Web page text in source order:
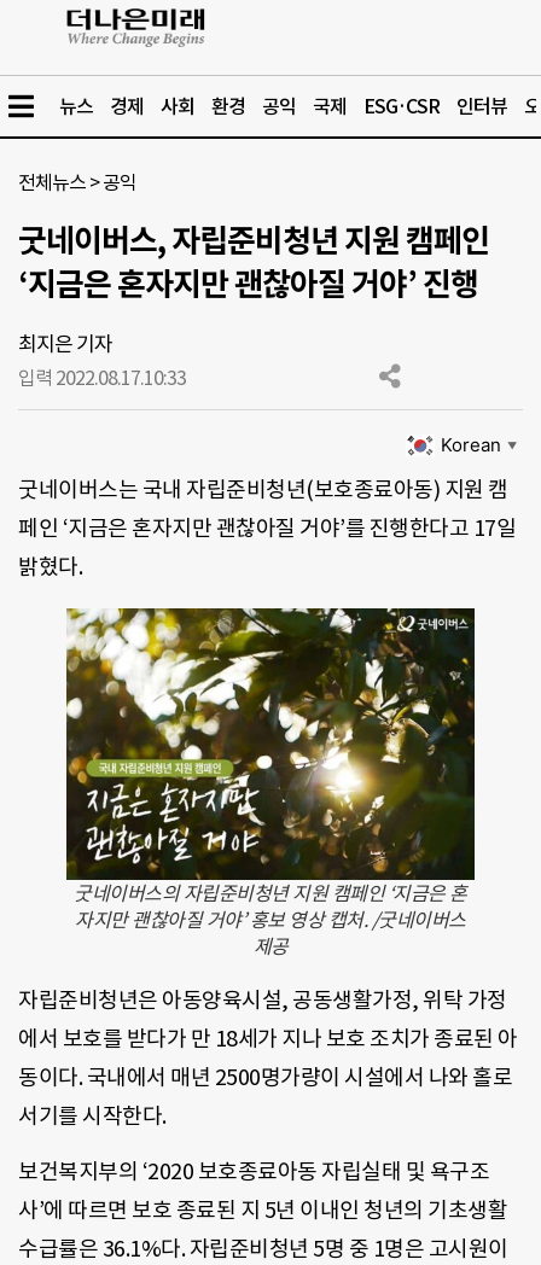
뉴스 경제 사회 환경 공익 국제 ESG·CSR 인터뷰
전체뉴스 >공익
굿네이버스, 자립준비청년 지원 캠페인
‘지금은 혼자지만 괜찮아질 거야’ 진행
최지은 기자
입력 2022.08.17.10:33
Korean ▼
굿네이버스는 국내 자립준비청년(보호종료아동) 지원 캠
페인 ‘지금은 혼자지만 괜찮아질 거야’를 진행한다고 17일
밝혔다.
굿네이버스의 자립준비청년 지원 캠페인 ‘지금은 혼
자지만 괜찮아질 거야’ 홍보 영상 캡처. /굿네이버스
제공
자립준비청년은 아동양육시설, 공동생활가정, 위탁 가정
에서 보호를 받다가 만 18세가 지나 보호 조치가 종료된 아
동이다. 국내에서 매년 2500명가량이 시설에서 나와 홀로
서기를 시작한다.
보건복지부의 ‘2020 보호종료아동 자립실태 및 욕구조
사’에 따르면 보호 종료된 지 5년 이내인 청년의 기초생활
수급률은 36.1%다. 자립준비청년 5명 중 1명은 고시원이